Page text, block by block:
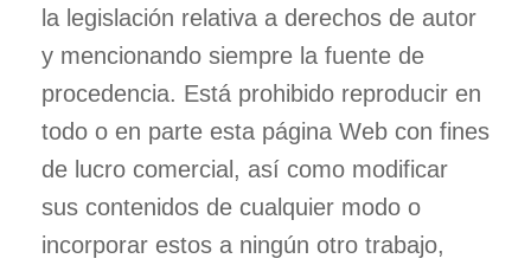
la legislación relativa a derechos de autor
y mencionando siempre la fuente de
procedencia. Está prohibido reproducir en
todo o en parte esta página Web con fines
de lucro comercial, así como modificar
sus contenidos de cualquier modo o
incorporar estos a ningún otro trabajo,